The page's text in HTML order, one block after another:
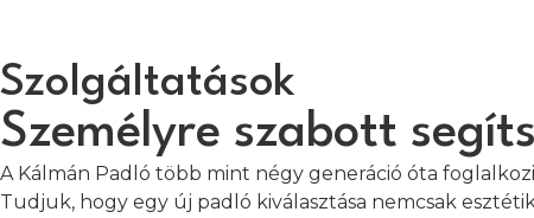
Szolgáltatások
Személyre szabott
A Kálmán Padló több mint négy generáció óta
Tudjuk, hogy egy új padló kiválasztása nemcsak